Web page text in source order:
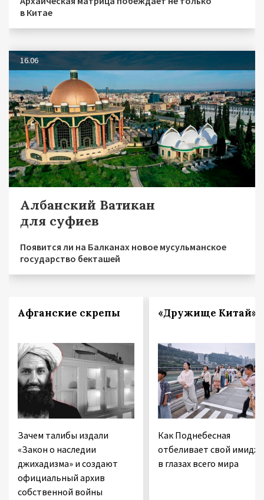
в Китае
16.06
Албанский Ватикан
для суфиев
Появится ли на Балканах новое мусульманское
государство бекташей
Афганские скрепы
Зачем талибы издали
«Закон о наследии
джихадизма» и создают
официальный архив
собственной войны
«Дружище Китай»
Как Поднебесная
отбеливает свой имидж
в глазах всего мира